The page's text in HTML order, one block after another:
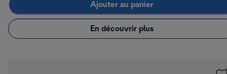
Ajouter au panier
En découvrir plus